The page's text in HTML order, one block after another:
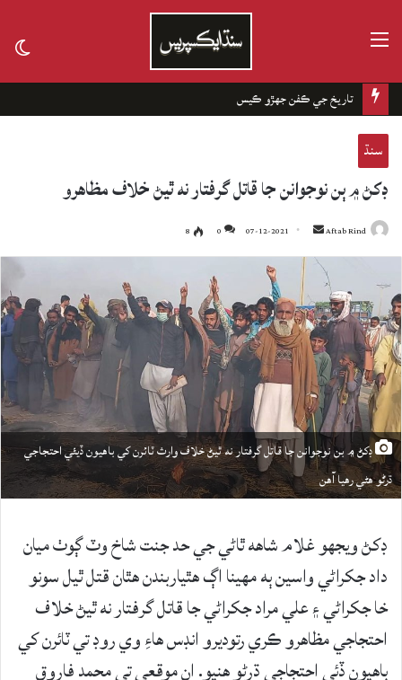
تاريخ جي ڪفن جھڙو ڪيس
سنڌ
ڊکڻ ۾ ٻن نوجوانن جا قاتل گرفتار نه ٿيڻ خلاف مظاهرو
Aftab Rind
Send
an
email
07-12-2021
0
8
ڊکڻ ۾ بن نوجوانن جا قاتل گرفتار نه ٿيڻ خلاف وارث ٽائرن کي باهيون ڏيئي احتجاجي
ڌرڻو هڻي رهيا آهن
ڊکڻ ويجهو غلام شاهه ٿاڻي جي حد جنت شاخ وٽ ڳوٺ ميان
داد جکراڻي واسين ٻه مهينا اڳ هٿياربندن هٿان قتل ٿيل سونو
خا جکراڻي ۽ علي مراد جکراڻي جا قاتل گرفتار نه ٿيڻ خلاف
احتجاجي مظاهرو ڪري رتوديرو انڊس هاءِ وي روڊ تي ٽائرن کي
باهيون ڏئي احتجاجي ڌرڻو هنيو. ان موقعي تي محمد فاروق